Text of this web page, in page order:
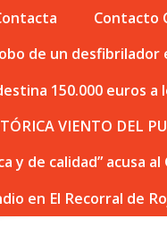
Contacto
de un
150.000 euros
VIENTO DEL
y de calidad”
en El Recorral de